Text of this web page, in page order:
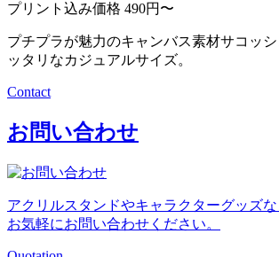
プリント込み価格 490円〜
プチプラが魅力のキャンバス素材サコッ
ッタリなカジュアルサイズ。
Contact
お問い合わせ
アクリルスタンドやキャラクターグッズ
お気軽にお問い合わせください。